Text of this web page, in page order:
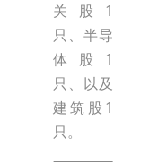
关股1
只、半导
体股1
只、以及
建筑股1
只。